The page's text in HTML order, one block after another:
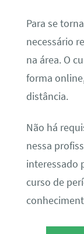
Para se
necessário
na área. O
forma
distância.
Não há
nessa
interessado
curso de